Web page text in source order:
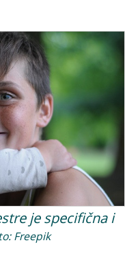
je specifična i
Freepik